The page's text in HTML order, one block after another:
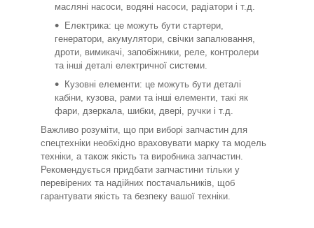
масляні насоси, водяні насоси, радіатори і т.д.
Електрика: це можуть бути стартери,
генератори, акумулятори, свічки запалювання,
дроти, вимикачі, запобіжники, реле, контролери
та інші деталі електричної системи.
Кузовні елементи: це можуть бути деталі
кабіни, кузова, рами та інші елементи, такі як
фари, дзеркала, шибки, двері, ручки і т.д.
Важливо розуміти, що при виборі запчастин для
спецтехніки необхідно враховувати марку та модель
техніки, а також якість та виробника запчастин.
Рекомендується придбати запчастини тільки у
перевірених та надійних постачальників, щоб
гарантувати якість та безпеку вашої техніки.